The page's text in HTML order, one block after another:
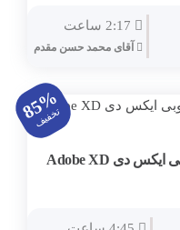
آقای محمد حسن مقدم
85%
تخفیف
طراحی رابط کاربری و قالب با ادوبی ایکس‌ دی Adobe XD